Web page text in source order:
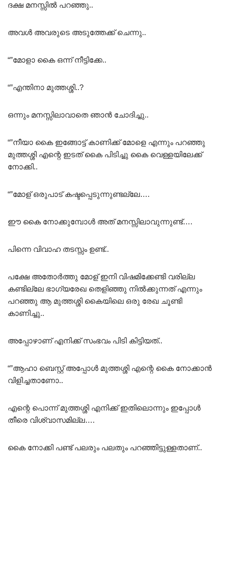
ദക്ഷ മനസ്സിൽ പറഞ്ഞു..
അവൾ അവരുടെ അടുത്തേക്ക് ചെന്നു..
“”മോളാ കൈ ഒന്ന് നീട്ടിക്കേ..
“”എന്തിനാ മുത്തശ്ശി..?
ഒന്നും മനസ്സിലാവാതെ ഞാൻ ചോദിച്ചു..
“”നീയാ കൈ ഇങ്ങോട്ട് കാണിക്ക് മോളെ എന്നും പറഞ്ഞു
മുത്തശ്ശി എന്റെ ഇടത് കൈ പിടിച്ചു കൈ വെള്ളയിലേക്ക്
നോക്കി..
“”മോള് ഒരുപാട് കഷ്ടപ്പെടുന്നുണ്ടല്ലേ….
ഈ കൈ നോക്കുമ്പോൾ അത് മനസ്സിലാവുന്നുണ്ട്….
പിന്നെ വിവാഹ തടസ്സം ഉണ്ട്‌..
പക്ഷേ അതോർത്തു മോള് ഇനി വിഷമിക്കേണ്ടി വരില്ല
കണ്ടില്ലേ ഭാഗ്യരേഖ തെളിഞ്ഞു നിൽക്കുന്നത് എന്നും
പറഞ്ഞു ആ മുത്തശ്ശി കൈയിലെ ഒരു രേഖ ചൂണ്ടി
കാണിച്ചു..
അപ്പോഴാണ് എനിക്ക് സംഭവം പിടി കിട്ടിയത്..
“”ആഹാ ബെസ്റ്റ് അപ്പോൾ മുത്തശ്ശി എന്റെ കൈ നോക്കാൻ
വിളിച്ചതാണോ..
എന്റെ പൊന്ന് മുത്തശ്ശി എനിക്ക് ഇതിലൊന്നും ഇപ്പോൾ
തീരെ വിശ്വാസമില്ല….
കൈ നോക്കി പണ്ട് പലരും പലതും പറഞ്ഞിട്ടുള്ളതാണ്..